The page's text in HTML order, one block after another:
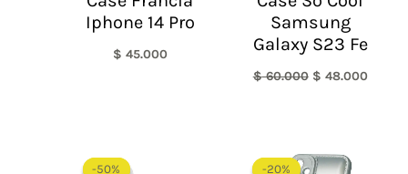
Iphone 14 Pro
$ 45.000
Samsung
Galaxy S23 Fe
$60.000 $ 48.000
-50%
-50% -20%
-20%
precio